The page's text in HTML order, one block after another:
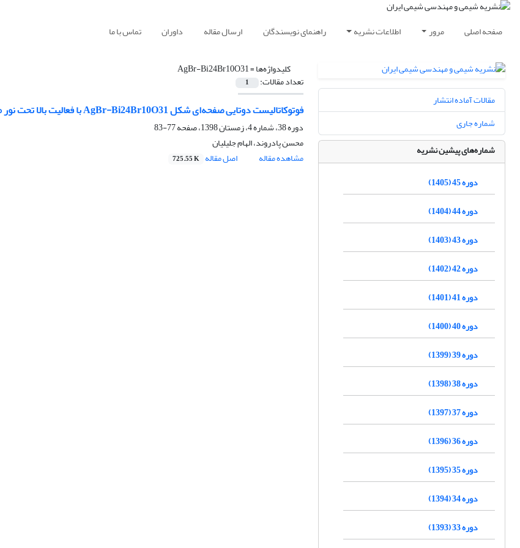
صفحه اصلی مرور اطلاعات نشریه راهنمای نویسندگان ارسال مقاله داوران تماس با ما
کلیدواژه‌ها =AgBr-Bi24Br10O31
تعداد مقالات: 1
فوتوکاتالیست دوتایی صفحه‌ای شکل AgBr-Bi24Br10O31 با فعالیت بالا تحت نور مرئی
دوره 38، شماره 4، زمستان 1398، صفحه
77-83
محسن پادروند، الهام جلیلیان
مشاهده مقاله
اصل مقاله 725.55 K
مقالات آماده انتشار
شماره جاری
شماره‌های پیشین نشریه
دوره 45 (1405)
دوره 44 (1404)
دوره 43 (1403)
دوره 42 (1402)
دوره 41 (1401)
دوره 40 (1400)
دوره 39 (1399)
دوره 38 (1398)
دوره 37 (1397)
دوره 36 (1396)
دوره 35 (1395)
دوره 34 (1394)
دوره 33 (1393)